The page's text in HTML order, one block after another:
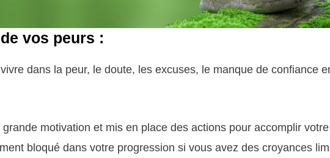
vos peurs :
dans la peur, le doute, les excuses, le manque de confiance
motivation et mis en place des actions pour accomplir
bloqué dans votre progression si vous avez des croyances